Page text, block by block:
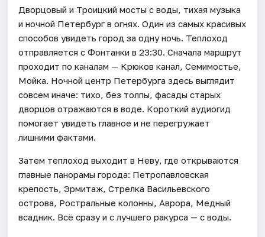
Дворцовый и Троицкий мосты с воды, тихая музыка
и ночной Петербург в огнях. Один из самых красивых
способов увидеть город за одну ночь. Теплоход
отправляется с Фонтанки в 23:30. Сначала маршрут
проходит по каналам — Крюков канал, Семимостье,
Мойка. Ночной центр Петербурга здесь выглядит
совсем иначе: тихо, без толпы, фасады старых
дворцов отражаются в воде. Короткий аудиогид
помогает увидеть главное и не перегружает
лишними фактами.
Затем теплоход выходит в Неву, где открываются
главные панорамы города: Петропавловская
крепость, Эрмитаж, Стрелка Васильевского
острова, Ростральные колонны, Аврора, Медный
всадник. Всё сразу и с лучшего ракурса — с воды.